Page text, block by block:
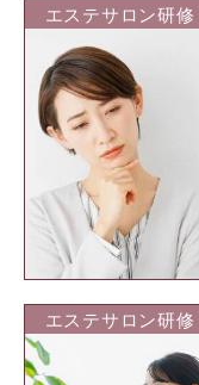
エステサロン研修
エステサロン研修